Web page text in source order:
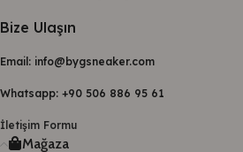
Bize Ulaşın
Email: info@bygsneaker.com
Whatsapp: +90 506 886 95 61
İletişim Formu
Mağaza